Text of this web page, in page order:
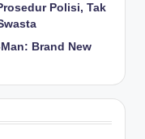
Polisi, Tak
Brand New